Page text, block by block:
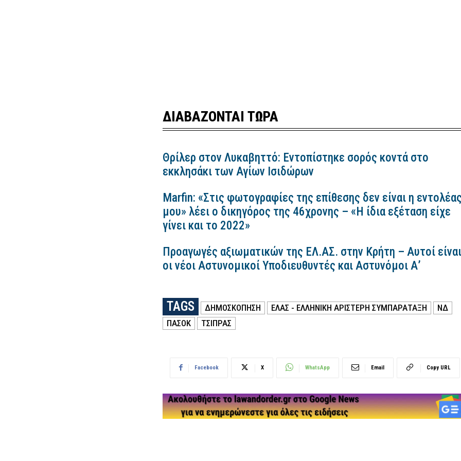
ΔΙΑΒΑΖΟΝΤΑΙ ΤΩΡΑ
Θρίλερ στον Λυκαβηττό: Εντοπίστηκε σορός κοντά στο
εκκλησάκι των Αγίων Ισιδώρων
Marfin: «Στις φωτογραφίες της επίθεσης δεν είναι η εντολέας
μου» λέει ο δικηγόρος της 46χρονης – «Η ίδια εξέταση είχε
γίνει και το 2022»
Προαγωγές αξιωματικών της ΕΛ.ΑΣ. στην Κρήτη – Αυτοί είναι
οι νέοι Αστυνομικοί Υποδιευθυντές και Αστυνόμοι Α’
TAGS ΔΗΜΟΣΚΟΠΗΣΗ ΕΛΑΣ - ΕΛΛΗΝΙΚΗ ΑΡΙΣΤΕΡΗ ΣΥΜΠΑΡΑΤΑΞΗ
ΝΔ
ΠΑΣΟΚ
ΤΣΙΠΡΑΣ
Facebook X WhatsApp Email Copy URL